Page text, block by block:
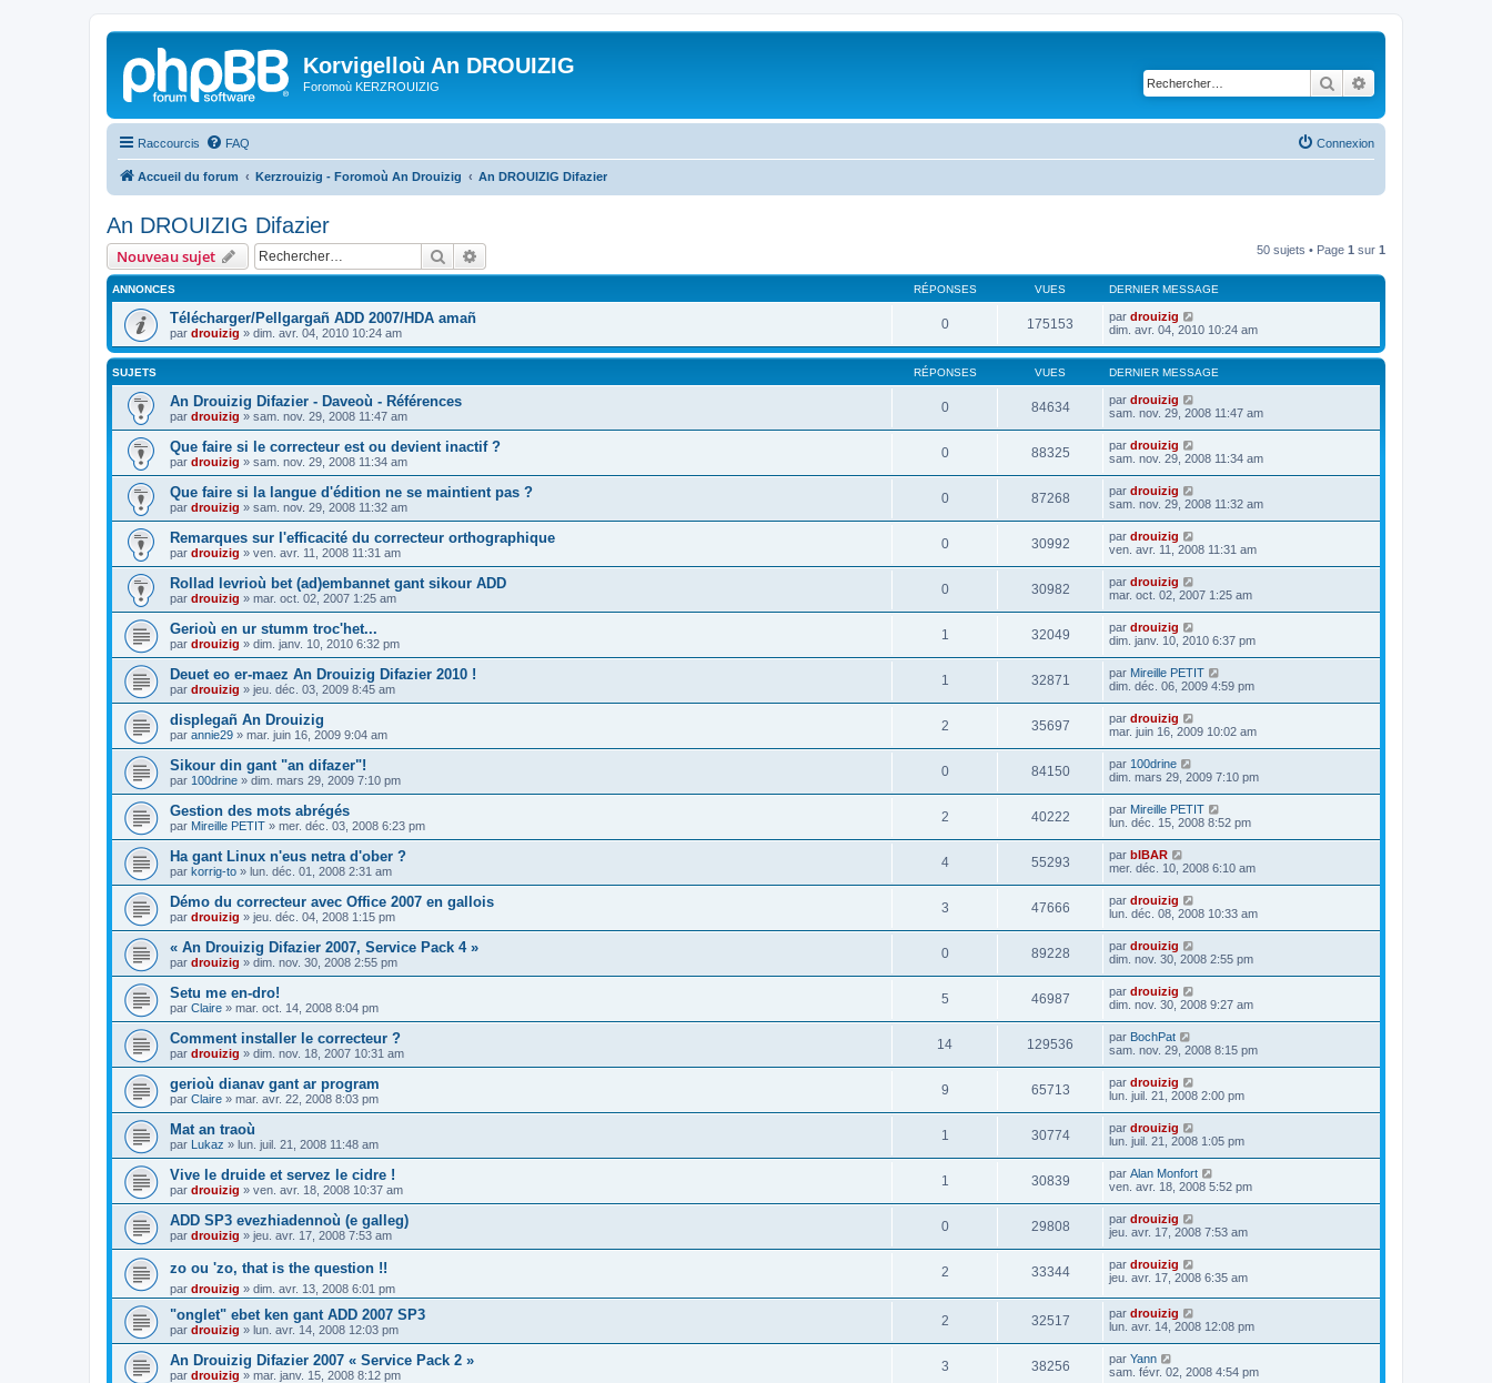
Korvigelloù An DROUIZIG
Foromoù KERZROUIZIG Rechercher
Raccourcis FAQ Connexion
Accueil du forum Kerzrouizig - Foromoù An Drouizig An DROUIZIG Difazier
An DROUIZIG Difazier
Nouveau sujet Rechercher 50 sujets • Page 1 sur 1
ANNONCES RÉPONSES VUES DERNIER MESSAGE
Télécharger/Pellgargañ ADD 2007/HDA amañ
par drouizig » dim. avr. 04, 2010 10:24 am
0 175153 par drouizig
dim. avr. 04, 2010 10:24 am
SUJETS RÉPONSES VUES DERNIER MESSAGE
An Drouizig Difazier - Daveoù - Références
par drouizig » sam. nov. 29, 2008 11:47 am
0 84634 par drouizig
sam. nov. 29, 2008 11:47 am
Que faire si le correcteur est ou devient inactif ?
par drouizig » sam. nov. 29, 2008 11:34 am
0 88325 par drouizig
sam. nov. 29, 2008 11:34 am
Que faire si la langue d'édition ne se maintient pas ?
par drouizig » sam. nov. 29, 2008 11:32 am
0 87268 par drouizig
sam. nov. 29, 2008 11:32 am
Remarques sur l'efficacité du correcteur orthographique
par drouizig » ven. avr. 11, 2008 11:31 am
0 30992 par drouizig
ven. avr. 11, 2008 11:31 am
Rollad levrioù bet (ad)embannet gant sikour ADD
par drouizig » mar. oct. 02, 2007 1:25 am
0 30982 par drouizig
mar. oct. 02, 2007 1:25 am
Gerioù en ur stumm troc'het...
par drouizig » dim. janv. 10, 2010 6:32 pm
1 32049 par drouizig
dim. janv. 10, 2010 6:37 pm
Deuet eo er-maez An Drouizig Difazier 2010 !
par drouizig » jeu. déc. 03, 2009 8:45 am
1 32871 par Mireille PETIT
dim. déc. 06, 2009 4:59 pm
displegañ An Drouizig
par annie29 » mar. juin 16, 2009 9:04 am
2 35697 par drouizig
mar. juin 16, 2009 10:02 am
Sikour din gant "an difazer"!
par 100drine » dim. mars 29, 2009 7:10 pm
0 84150 par 100drine
dim. mars 29, 2009 7:10 pm
Gestion des mots abrégés
par Mireille PETIT » mer. déc. 03, 2008 6:23 pm
2 40222 par Mireille PETIT
lun. déc. 15, 2008 8:52 pm
Ha gant Linux n'eus netra d'ober ?
par korrig-to » lun. déc. 01, 2008 2:31 am
4 55293 par bIBAR
mer. déc. 10, 2008 6:10 am
Démo du correcteur avec Office 2007 en gallois
par drouizig » jeu. déc. 04, 2008 1:15 pm
3 47666 par drouizig
lun. déc. 08, 2008 10:33 am
« An Drouizig Difazier 2007, Service Pack 4 »
par drouizig » dim. nov. 30, 2008 2:55 pm
0 89228 par drouizig
dim. nov. 30, 2008 2:55 pm
Setu me en-dro!
par Claire » mar. oct. 14, 2008 8:04 pm
5 46987 par drouizig
dim. nov. 30, 2008 9:27 am
Comment installer le correcteur ?
par drouizig » dim. nov. 18, 2007 10:31 am
14 129536 par BochPat
sam. nov. 29, 2008 8:15 pm
gerioù dianav gant ar program
par Claire » mar. avr. 22, 2008 8:03 pm
9 65713 par drouizig
lun. juil. 21, 2008 2:00 pm
Mat an traoù
par Lukaz » lun. juil. 21, 2008 11:48 am
1 30774 par drouizig
lun. juil. 21, 2008 1:05 pm
Vive le druide et servez le cidre !
par drouizig » ven. avr. 18, 2008 10:37 am
1 30839 par Alan Monfort
ven. avr. 18, 2008 5:52 pm
ADD SP3 evezhiadennoù (e galleg)
par drouizig » jeu. avr. 17, 2008 7:53 am
0 29808 par drouizig
jeu. avr. 17, 2008 7:53 am
zo ou 'zo, that is the question !!
par drouizig » dim. avr. 13, 2008 6:01 pm
2 33344 par drouizig
jeu. avr. 17, 2008 6:35 am
"onglet" ebet ken gant ADD 2007 SP3
par drouizig » lun. avr. 14, 2008 12:03 pm
2 32517 par drouizig
lun. avr. 14, 2008 12:08 pm
An Drouizig Difazier 2007 « Service Pack 2 »
par drouizig » mar. janv. 15, 2008 8:12 pm
3 38256 par Yann
sam. févr. 02, 2008 4:54 pm